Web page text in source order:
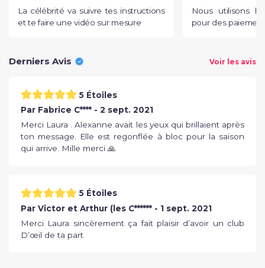
La célébrité va suivre tes instructions
et te faire une vidéo sur mesure
Nous utilisons le
pour des
Derniers Avis Voir les avis
5 Étoiles
Par Fabrice C**** - 2 sept. 2021
Merci Laura . Alexanne avait les yeux qui brillaient après
ton message. Elle est regonflée à bloc pour la saison
qui arrive. Mille merci 🙏
5 Étoiles
Par Victor et Arthur (les C****** - 1 sept. 2021
Merci Laura sincèrement ça fait plaisir d’avoir un club
D’œil de ta part